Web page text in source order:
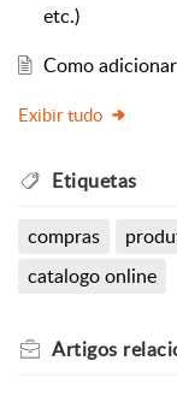
etc.)
Como
Exibir tudo
Etiquetas
compras
catalogo online
Artigos